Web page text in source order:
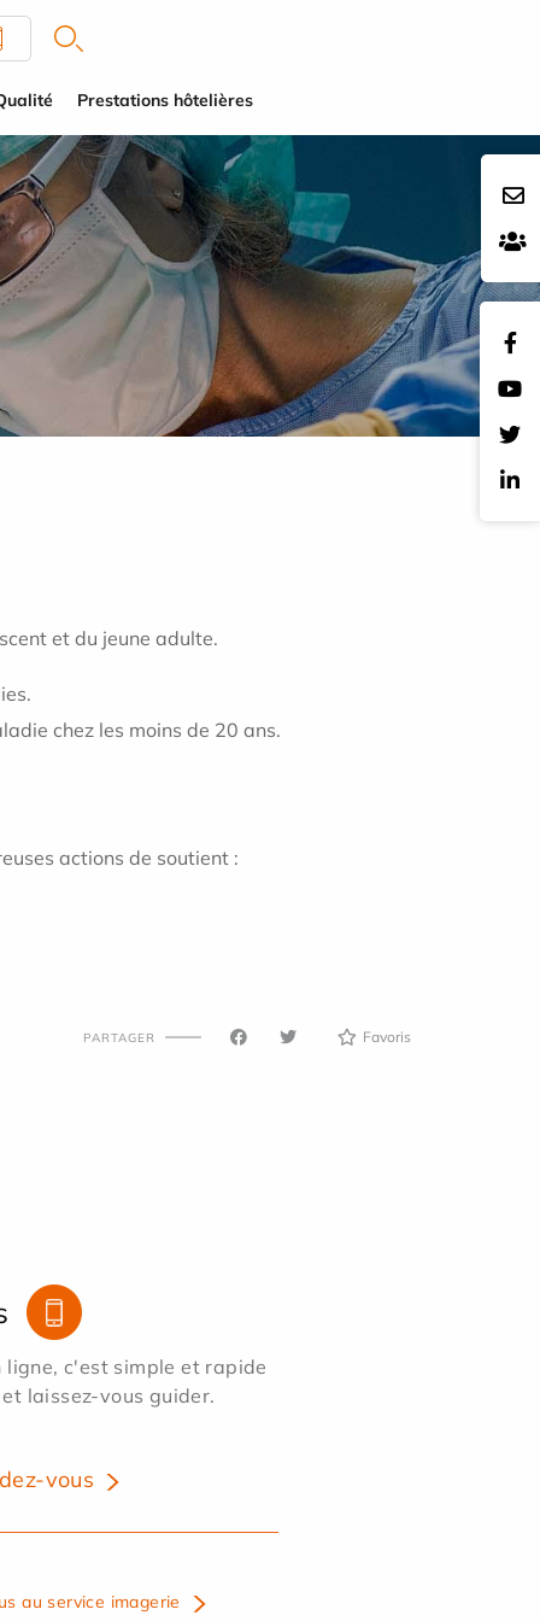
Prestations hôtelières
et du jeune adulte.
chez les moins de 20 ans.
actions de soutient :
PARTAGER Favoris
ligne, c'est simple et rapide
laissez-vous guider.
vous
au service imagerie